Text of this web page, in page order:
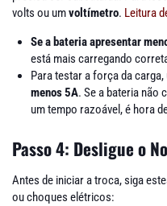
volts ou umvoltímetro. Leitura
Se a bateria apresentar
está mais carregando
Para testar a força da
menos 5A. Se a bateria não
um tempo razoável, é hora
Passo 4: Desligue o
Antes de iniciar a troca, siga
ou choques elétricos: